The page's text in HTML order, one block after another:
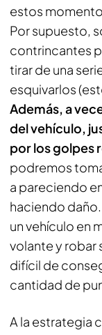
estos
Por supuesto,
contrincantes
tirar de una
esquivarlos
Además, a
del vehículo,
por los golpes
podremos
a pareciendo
haciendo
un vehículo en
volante y robar
difícil de
cantidad de
A la estrategia